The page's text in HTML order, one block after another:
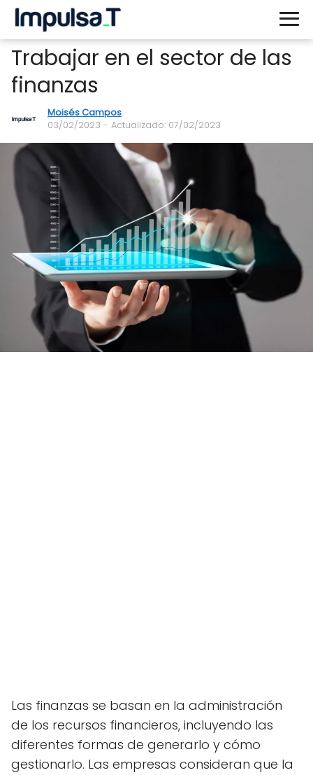
Trabajar en el sector de las
finanzas
Moisés Campos
03/02/2023 - Actualizado: 07/02/2023
Las finanzas se basan en la administración
de los recursos financieros, incluyendo las
diferentes formas de generarlo y cómo
gestionarlo. Las empresas consideran que la